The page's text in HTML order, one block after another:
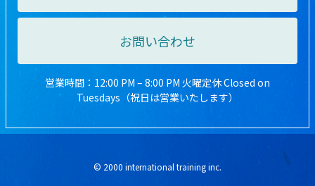
お問い合わせ
営業時間：12:00 PM – 8:00 PM 火曜定休 Closed on
Tuesdays（祝日は営業いたします）
© 2000 international training inc.